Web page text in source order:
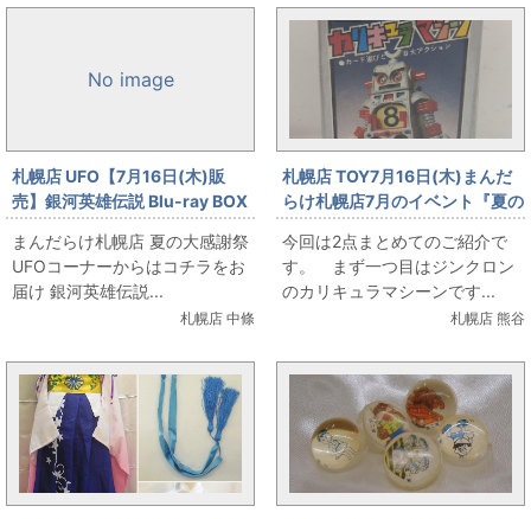
No image
札幌店 UFO【7月16日(木)販
売】銀河英雄伝説 Blu-ray BOX
スタンダードエディション 全4
巻セット
まんだらけ札幌店 夏の大感謝祭
UFOコーナーからはコチラをお
届け 銀河英雄伝説...
札幌店 中條
札幌店 TOY7月16日(木)まんだ
らけ札幌店7月のイベント『夏の
大感謝祭』合金・カリキュラマ
シーンとガードランチャーを販
売します。
今回は2点まとめてのご紹介で
す。 まず一つ目はジンクロン
のカリキュラマシーンです...
札幌店 熊谷